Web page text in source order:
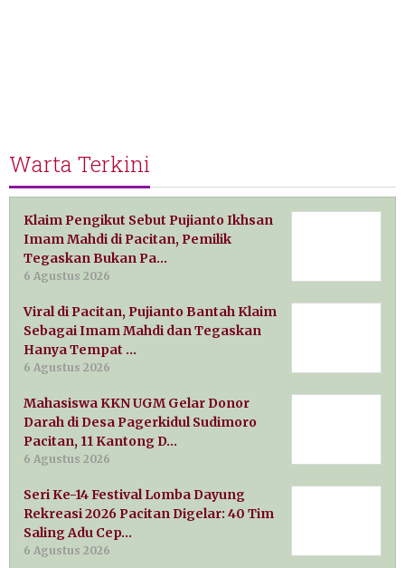
Warta Terkini
Klaim Pengikut Sebut Pujianto Ikhsan
Imam Mahdi di Pacitan, Pemilik
Tegaskan Bukan Pa…
6 Agustus 2026
Viral di Pacitan, Pujianto Bantah Klaim
Sebagai Imam Mahdi dan Tegaskan
Hanya Tempat …
6 Agustus 2026
Mahasiswa KKN UGM Gelar Donor
Darah di Desa Pagerkidul Sudimoro
Pacitan, 11 Kantong D…
6 Agustus 2026
Seri Ke-14 Festival Lomba Dayung
Rekreasi 2026 Pacitan Digelar: 40 Tim
Saling Adu Cep…
6 Agustus 2026